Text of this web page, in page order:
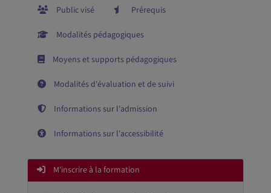
Public visé Prérequis
Modalités pédagogiques
Moyens et supports pédagogiques
Modalités d'évaluation et de suivi
Informations sur l'admission
Informations sur l'accessibilité
M'inscrire à la formation